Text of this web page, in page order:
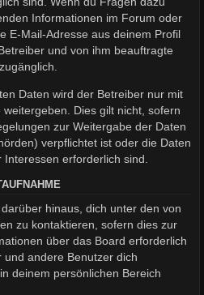
Informationen im Forum oder
E-Mail-Adresse aus deinem Profil
und von ihm beauftragte
Daten wird der Betreiber nur mit
Dies gilt nicht, sofern
zur Weitergabe der Daten
verpflichtet ist oder die Daten
erforderlich sind.
hinaus, dich unter den von
zu kontaktieren, sofern dies zur
über das Board erforderlich
andere Benutzer dich
deinem persönlichen Bereich